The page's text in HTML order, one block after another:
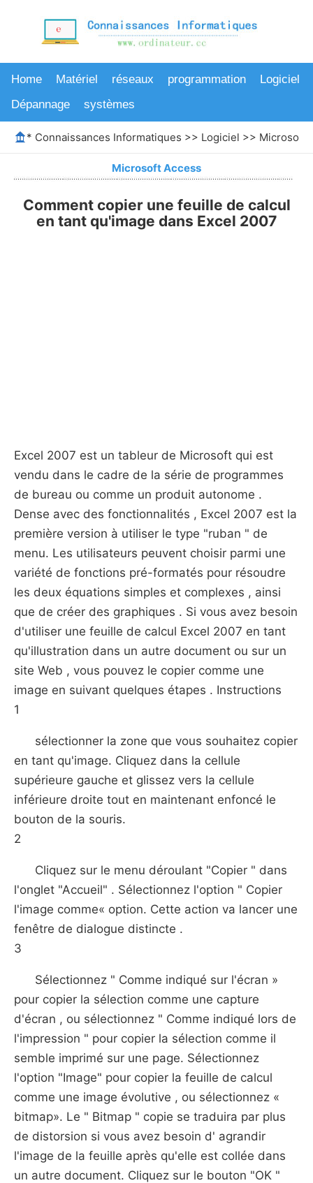
Home Matériel réseaux programmation
Logiciel
Dépannage
systèmes
* Connaissances Informatiques >> Logiciel >> Microsoft
Microsoft Access
Comment copier une feuille de calcul
en tant qu'image dans Excel 2007
Excel 2007 est un tableur de Microsoft qui est
vendu dans le cadre de la série de programmes
de bureau ou comme un produit autonome .
Dense avec des fonctionnalités , Excel 2007 est la
première version à utiliser le type "ruban " de
menu. Les utilisateurs peuvent choisir parmi une
variété de fonctions pré-formatés pour résoudre
les deux équations simples et complexes , ainsi
que de créer des graphiques . Si vous avez besoin
d'utiliser une feuille de calcul Excel 2007 en tant
qu'illustration dans un autre document ou sur un
site Web , vous pouvez le copier comme une
image en suivant quelques étapes . Instructions
1
sélectionner la zone que vous souhaitez copier
en tant qu'image. Cliquez dans la cellule
supérieure gauche et glissez vers la cellule
inférieure droite tout en maintenant enfoncé le
bouton de la souris.
2
Cliquez sur le menu déroulant "Copier " dans
l'onglet "Accueil" . Sélectionnez l'option " Copier
l'image comme« option. Cette action va lancer une
fenêtre de dialogue distincte .
3
Sélectionnez " Comme indiqué sur l'écran »
pour copier la sélection comme une capture
d'écran , ou sélectionnez " Comme indiqué lors de
l'impression " pour copier la sélection comme il
semble imprimé sur une page. Sélectionnez
l'option "Image" pour copier la feuille de calcul
comme une image évolutive , ou sélectionnez «
bitmap». Le " Bitmap " copie se traduira par plus
de distorsion si vous avez besoin d' agrandir
l'image de la feuille après qu'elle est collée dans
un autre document. Cliquez sur le bouton "OK "